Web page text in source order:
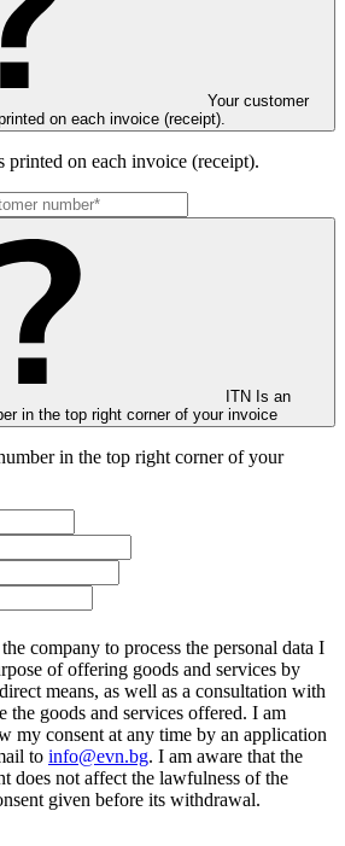
Your customer
on each invoice (receipt).
printed on each invoice (receipt).
ITN Is an
in the top right corner of your invoice
in the top right corner of your
company to process the personal data I
of offering goods and services by
means, as well as a consultation with
the goods and services offered. I am
my consent at any time by an application
to info@evn.bg. I am aware that the
does not affect the lawfulness of the
given before its withdrawal.